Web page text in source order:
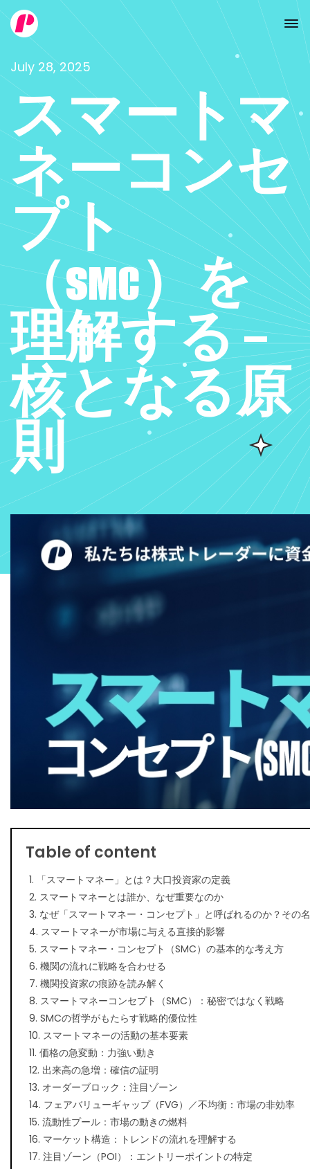
July 28, 2025
スマートマ
ネーコンセ
プト
（SMC）を
理解する –
核となる原
則
Table of content
1. 「スマートマネー」とは？大口投資家の定義
2. スマートマネーとは誰か、なぜ重要なのか
3. なぜ「スマートマネー・コンセプト」と呼ばれるのか？その
4. スマートマネーが市場に与える直接的影響
5. スマートマネー・コンセプト（SMC）の基本的な考え方
6. 機関の流れに戦略を合わせる
7. 機関投資家の痕跡を読み解く
8. スマートマネーコンセプト（SMC）：秘密ではなく戦略
9. SMCの哲学がもたらす戦略的優位性
10. スマートマネーの活動の基本要素
11. 価格の急変動：力強い動き
12. 出来高の急増：確信の証明
13. オーダーブロック：注目ゾーン
14. フェアバリューギャップ（FVG）／不均衡：市場の非効率
15. 流動性プール：市場の動きの燃料
16. マーケット構造：トレンドの流れを理解する
17. 注目ゾーン（POI）：エントリーポイントの特定